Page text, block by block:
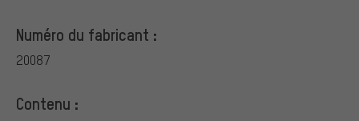
Numéro du fabricant :
20087
Contenu :